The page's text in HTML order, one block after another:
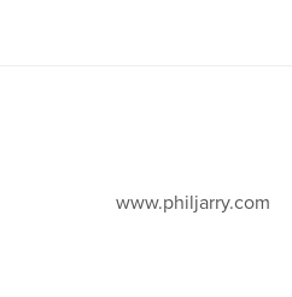
www.philjarry.com